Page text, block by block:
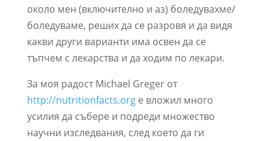
около мен (включително и аз) боледувахме/
боледуваме, реших да се разровя и да видя
какви други варианти има освен да се
тъпчем с лекарства и да ходим по лекари.
За моя радост Michael Greger от
http://nutritionfacts.orgе вложил много
усилия да събере и подреди множество
научни изследвания, след което да ги